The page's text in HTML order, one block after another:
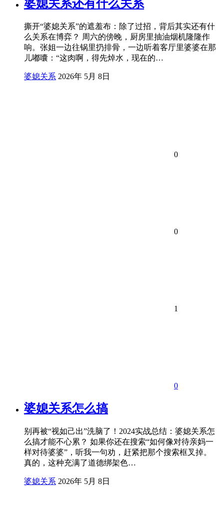
婆媳关系还有什么关系
撕开“婆媳关系”的遮羞布：除了过招，背后其实还有什
么关系在博弈？ 周六的傍晚，厨房里抽油烟机隆隆作
响。张姐一边往锅里扔排骨，一边听着客厅里婆婆在那
儿嘟囔：“这肉啊，得先焯水，现在的…
婆媳关系 2026年 5月 8日
0
0
1
0
婆媳关系怎么搞
别再被“视如己出”洗脑了！2024实战总结：婆媳关系怎
么搞才能不心累？ 如果你还在搜索“如何像对待亲妈一
样对待婆婆”，听我一句劝，赶紧把那个搜索框叉掉。
真的，这种充满了道德绑架色…
婆媳关系 2026年 5月 8日